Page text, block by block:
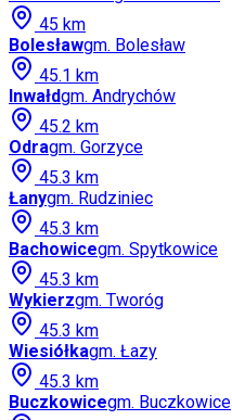
45 km
Bolesławgm. Bolesław
45.1 km
Inwałdgm. Andrychów
45.2 km
Odragm. Gorzyce
45.3 km
Łanygm. Rudziniec
45.3 km
Bachowicegm. Spytkowice
45.3 km
Wykierzgm. Tworóg
45.3 km
Wiesiółkagm. Łazy
45.3 km
Buczkowicegm. Buczkowice